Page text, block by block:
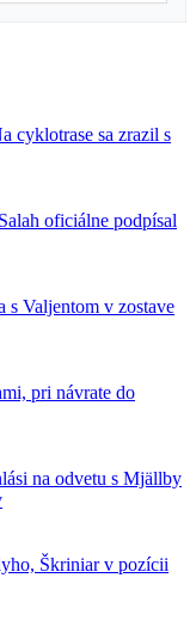
cyklotrase sa zrazil s
oficiálne podpísal
Valjentom v zostave
pri návrate do
na odvetu s Mjällby
Škriniar v pozícii